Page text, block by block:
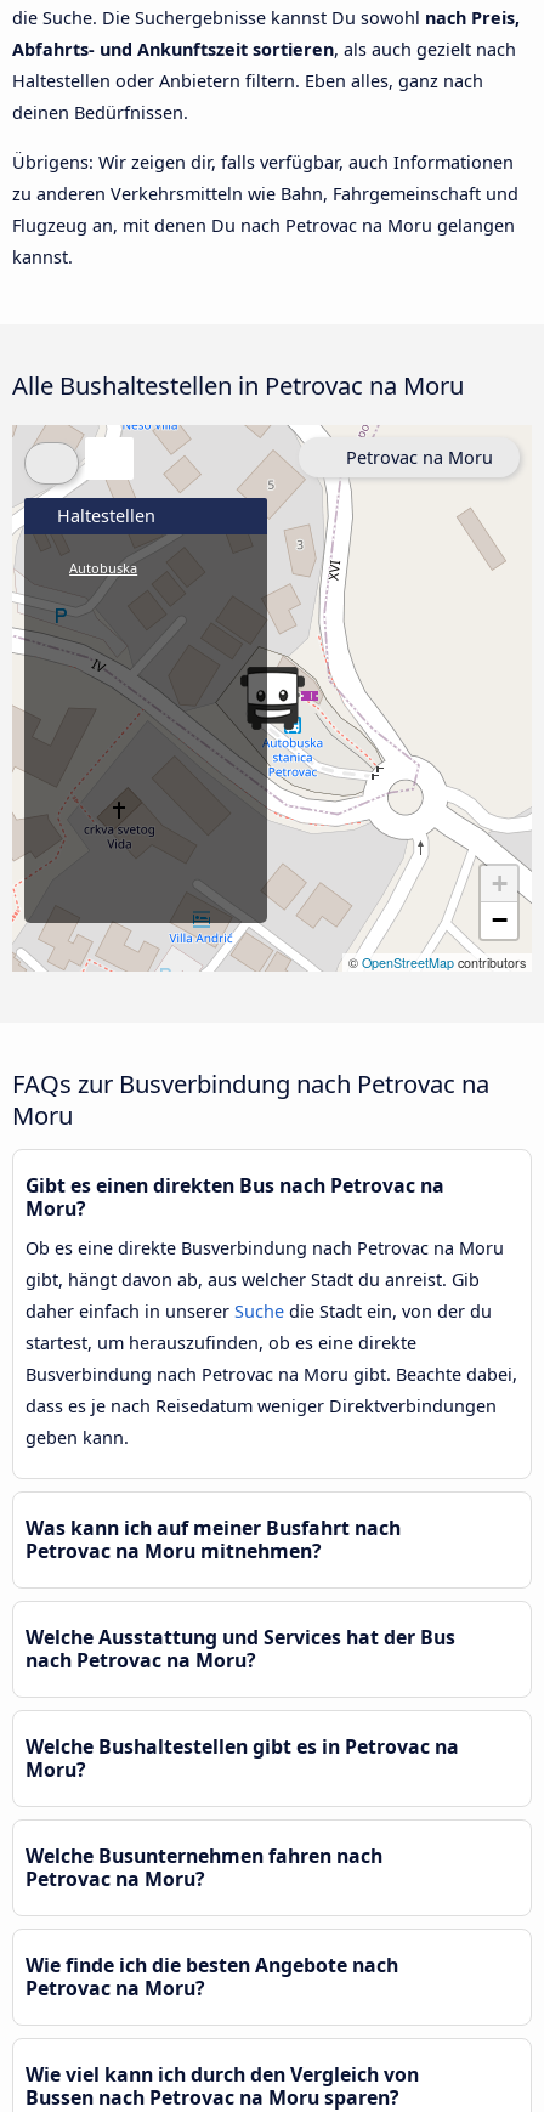
die Suche. Die Suchergebnisse kannst Du sowohl nach Preis,
Abfahrts- und Ankunftszeit sortieren, als auch gezielt nach
Haltestellen oder Anbietern filtern. Eben alles, ganz nach
deinen Bedürfnissen.
Übrigens: Wir zeigen dir, falls verfügbar, auch Informationen
zu anderen Verkehrsmitteln wie Bahn, Fahrgemeinschaft und
Flugzeug an, mit denen Du nach Petrovac na Moru gelangen
kannst.
Alle Bushaltestellen in Petrovac na Moru
+
−
© OpenStreetMap contributors
Haltestellen
Autobuska
Petrovac na Moru
FAQs zur Busverbindung nach Petrovac na
Moru
Gibt es einen direkten Bus nach Petrovac na
Moru?
Ob es eine direkte Busverbindung nach Petrovac na Moru
gibt, hängt davon ab, aus welcher Stadt du anreist. Gib
daher einfach in unserer Suche die Stadt ein, von der du
startest, um herauszufinden, ob es eine direkte
Busverbindung nach Petrovac na Moru gibt. Beachte dabei,
dass es je nach Reisedatum weniger Direktverbindungen
geben kann.
Was kann ich auf meiner Busfahrt nach
Petrovac na Moru mitnehmen?
Welche Ausstattung und Services hat der Bus
nach Petrovac na Moru?
Welche Bushaltestellen gibt es in Petrovac na
Moru?
Welche Busunternehmen fahren nach
Petrovac na Moru?
Wie finde ich die besten Angebote nach
Petrovac na Moru?
Wie viel kann ich durch den Vergleich von
Bussen nach Petrovac na Moru sparen?